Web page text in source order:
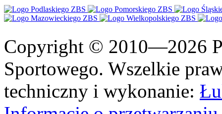
Copyright © 2010—2026
Sportowego. Wszelkie
techniczny i wykonanie: